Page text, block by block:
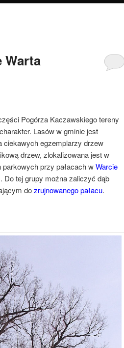
Warta
Pogórza Kaczawskiego tereny
Lasów w gminie jest
ciekawych egzemplarzy drzew
drzew, zlokalizowana jest w
przy pałacach wWarcie
. Do tej grupy można zaliczyć dąb
dozrujnowanego pałacu.